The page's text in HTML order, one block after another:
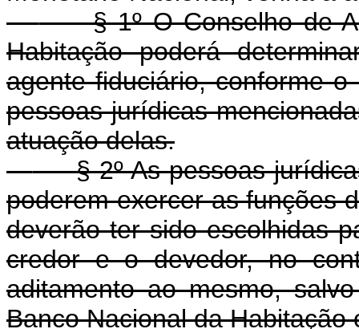
§ 1º O Conselho de
Habitação poderá
agente fiduciário, conforme
pessoas jurídicas
atuação delas.
§ 2º As pessoas
poderem exercer as funções
deverão ter sido escolhidas
credor e o devedor, no
aditamento ao mesmo,
Banco Nacional da